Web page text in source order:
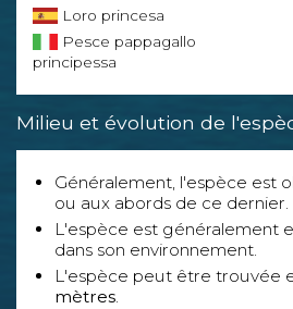
Loro princesa
Pesce pappagallo
principessa
Milieu et évolution de
Généralement, l'espèce est
ou aux abords de ce dernier.
L'espèce est généralement
dans son environnement.
L'espèce peut être trouvée
mètres.